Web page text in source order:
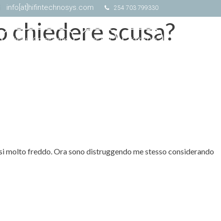
info[at]hifintechnosys.com 254 703 799330
Contact Us
Free Trial
Schedule Online Demo scusa?
freddo. Ora sono distruggendo me stesso considerando